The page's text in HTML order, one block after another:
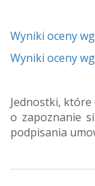
Wyniki oceny
Wyniki oceny
Jednostki,
o zapoznanie
podpisania